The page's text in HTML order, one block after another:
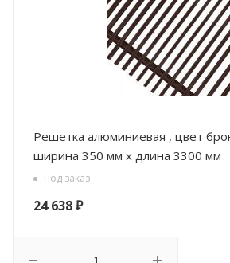
Решетка алюминиевая , цвет бронза РРА,
ширина 350 мм х длина 3300 мм
Под заказ
24 638₽